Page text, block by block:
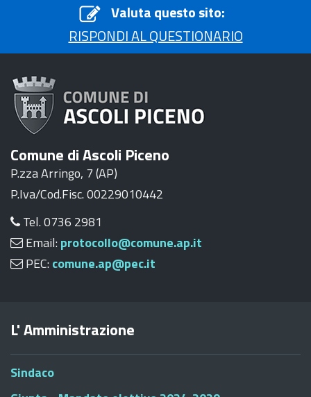
Valuta questo sito:
RISPONDI AL QUESTIONARIO
Comune di Ascoli Piceno
P.zza Arringo, 7 (AP)
P.Iva/Cod.Fisc. 00229010442
Tel. 0736 2981
Email: protocollo@comune.ap.it
PEC: comune.ap@pec.it
L' Amministrazione
Sindaco